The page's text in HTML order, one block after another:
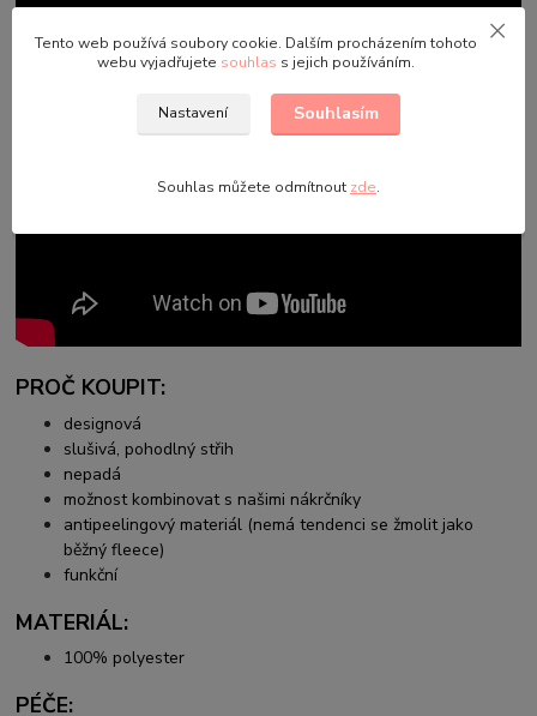
PROČ KOUPIT:
designová
slušivá, pohodlný střih
nepadá
možnost kombinovat s našimi nákrčníky
antipeelingový materiál (nemá tendenci se žmolit jako
běžný fleece)
funkční
MATERIÁL:
100% polyester
PÉČE:
Tento web používá soubory cookie. Dalším procházením tohoto
webu vyjadřujete souhlas s jejich používáním.
Nastavení Souhlasím
Souhlas můžete odmítnout zde.